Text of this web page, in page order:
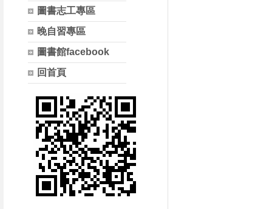
圖書志工專區
晚自習專區
圖書館facebook
回首頁